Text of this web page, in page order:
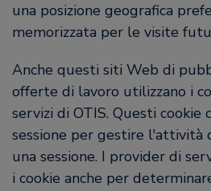
una posizione geografica
memorizzata per le visite
Anche questi siti Web di
offerte di lavoro utilizzano i
servizi di OTIS. Questi cookie
sessione per gestire
una sessione. I provider di
i cookie anche per